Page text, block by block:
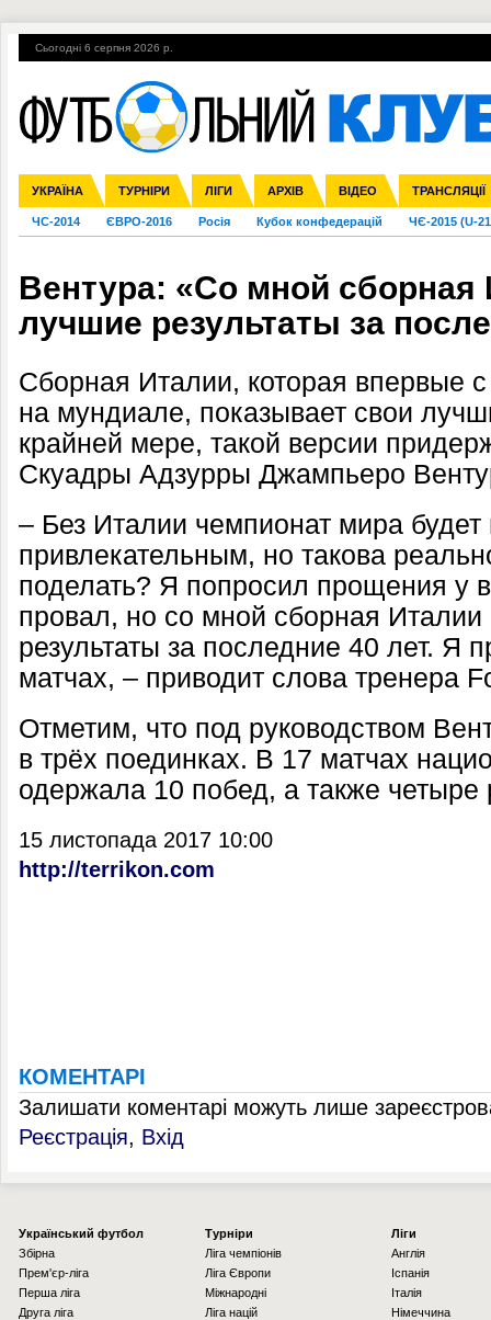
Сьогодні 6 серпня 2026 р.
УКРАЇНА ТУРНІРИ ЛІГИ АРХІВ ВІДЕО ТРАНСЛЯЦІЇ
Збірна Прем'єр-ліга Перша ліга Друга ліга Кубок України
Ліга чемпіонів Ліга Європи Міжнародні Ліга націй Ліга
Англія Іспанія Італія Німеччина Франція Інші
ЧС-2014 ЄВРО-2016 Росія Кубок конфедерацій ЧЄ-2015 (U-
Гарячі теми УПЛ, 1-й тур ВІЙНА УПЛ-ПЕРЕХОДИ
Вентура: «Со мной сборная
лучшие результаты за
Сборная Италии, которая впервые с
на мундиале, показывает свои
крайней мере, такой версии
Скуадры Адзурры Джампьеро
– Без Италии чемпионат мира будет
привлекательным, но такова
поделать? Я попросил прощения у
провал, но со мной сборная
результаты за последние 40 лет. Я
матчах, – приводит слова тренера
Отметим, что под руководством
в трёх поединках. В 17 матчах
одержала 10 побед, а также четыре
15 листопада 2017 10:00
http://terrikon.com
КОМЕНТАРІ
Залишати коментарі можуть лише
Реєстрація, Вхід
Українcький футбол
Збірна
Прем'єр-ліга
Перша ліга
Друга ліга
Турніри
Ліга чемпіонів
Ліга Європи
Міжнародні
Ліга націй
Ліги
Англія
Іспанія
Італія
Німеччина